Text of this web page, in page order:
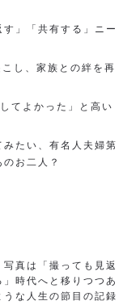
」「共有する」ニー
し、家族との絆を再
てよかった」と高い
たい、有名人夫婦第
お二人？
真は「撮っても見返
時代へと移りつつあ
な人生の節目の記録